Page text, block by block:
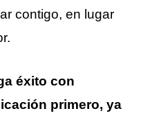
contigo, en lugar
éxito con
primero, ya